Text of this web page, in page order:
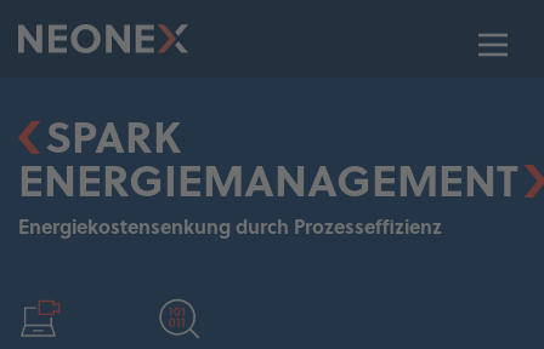
SPARK
ENERGIEMANAGEMENT
Energiekostensenkung durch Prozesseffizienz